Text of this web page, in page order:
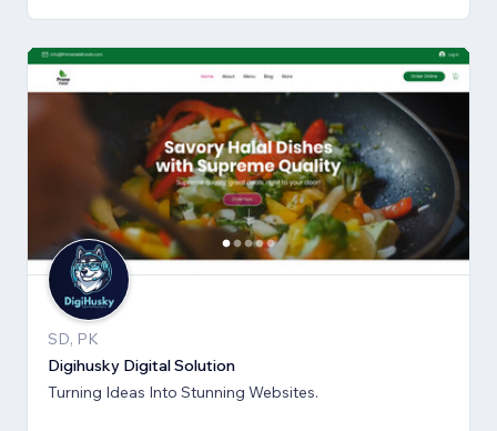
SD, PK
Digihusky Digital Solution
Turning Ideas Into Stunning Websites.